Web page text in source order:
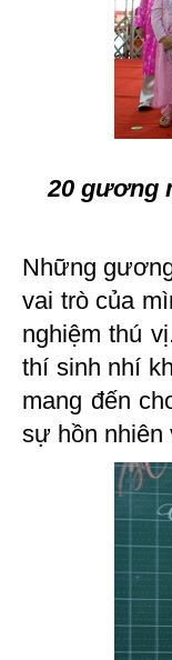
20 gương
Những
vai trò của
nghiệm thú
thí sinh nhí
mang đến
sự hồn nhiên